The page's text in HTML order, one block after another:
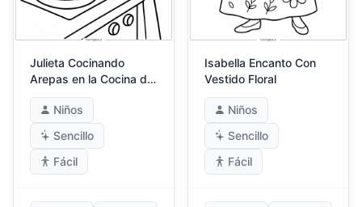
Julieta Cocinando
Arepas en la Cocina de
Encanto
Niños
Sencillo
Fácil
Isabella Encanto Con
Vestido Floral
Niños
Sencillo
Fácil